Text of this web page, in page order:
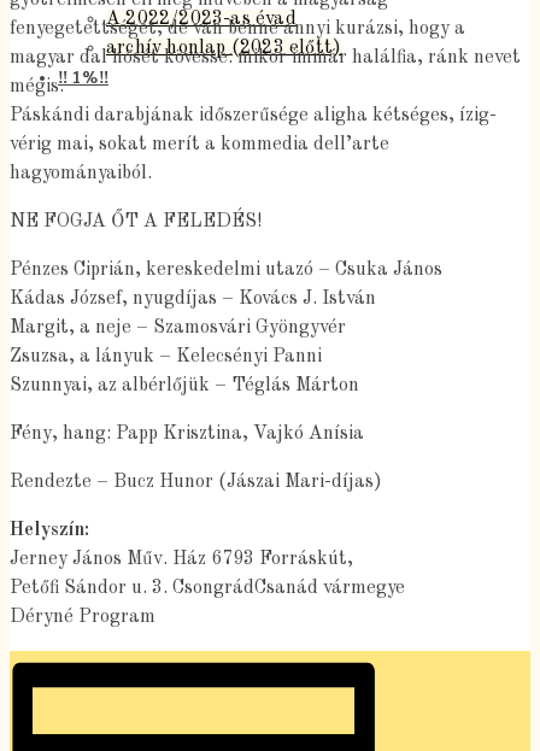
A 2022/2023-as évad
archív honlap (2023 előtt)
‼️ 1%‼️
fenyegetettségét, de van benne annyi kurázsi, hogy a
magyar dal hősét kövesse: mikor immár halálfia, ránk nevet
mégis.
Páskándi darabjának időszerűsége aligha kétséges, ízig-
vérig mai, sokat merít a kommedia dell’arte
hagyományaiból.
NE FOGJA ŐT A FELEDÉS!
Pénzes Ciprián, kereskedelmi utazó – Csuka János
Kádas József, nyugdíjas – Kovács J. István
Margit, a neje – Szamosvári Gyöngyvér
Zsuzsa, a lányuk – Kelecsényi Panni
Szunnyai, az albérlőjük – Téglás Márton
Fény, hang: Papp Krisztina, Vajkó Anísia
Rendezte – Bucz Hunor (Jászai Mari-díjas)
Helyszín:
Jerney János Műv. Ház 6793 Forráskút,
Petőfi Sándor u. 3. CsongrádCsanád vármegye
Déryné Program